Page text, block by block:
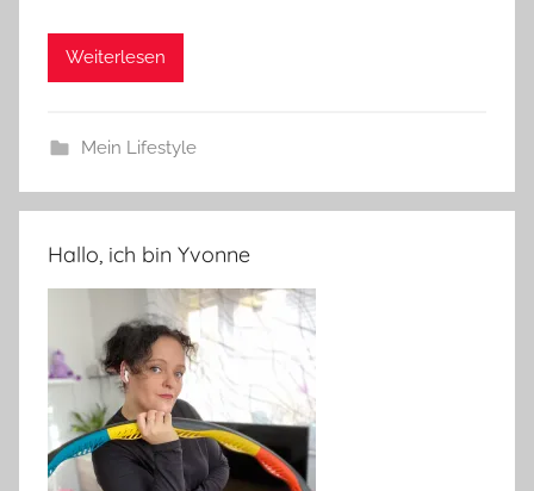
Weiterlesen
Mein Lifestyle
Hallo, ich bin Yvonne